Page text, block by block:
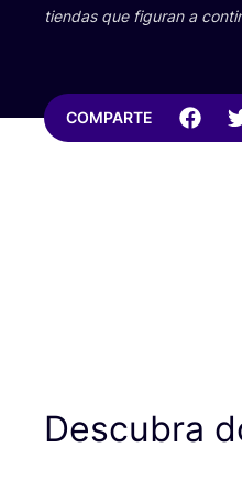
tien­das que figu­ran a
COMPARTE
Descubra